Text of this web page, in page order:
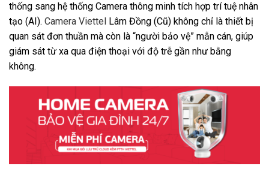
thống sang hệ thống Camera thông minh tích hợp trí tuệ nhân
tạo (AI). Camera Viettel Lâm Đồng (Cũ) không chỉ là thiết bị
quan sát đơn thuần mà còn là “người bảo vệ” mẫn cán, giúp
giám sát từ xa qua điện thoại với độ trễ gần như bằng
không.